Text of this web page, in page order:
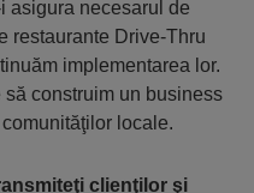
asigura necesarul de
restaurante Drive-Thru
implementarea lor.
construim un business
locale.
clienţilor şi